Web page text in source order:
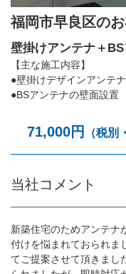
福岡市早良区の
壁掛けアンテナ＋
【主な施工内容】
●壁掛けデザインアンテ
●BSアンテナの壁面設置
71,000円 （税別
当社コメント
新築住宅のためアンテナ
付けを悩まれておられま
てご提案させて頂きまし